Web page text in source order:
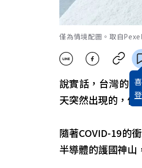
僅為情境配圖。取自
說實話，台灣的
天突然出現的，但
隨著COVID-19的
半導體的護國神山